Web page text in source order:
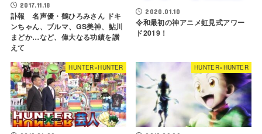
2017.11.18
訃報 名声優・鶴ひろみさん ドキ
ンちゃん、ブルマ、GS美神、鮎川
まどか…など、偉大なる功績を讃
えて
2020.01.10
令和最初の神アニメ虹見式アワー
ド2019！
HUNTER×HUNTER HUNTER×HUNTER